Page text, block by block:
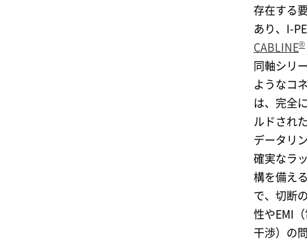
存在する
あり、 I-
CABLINE®
同軸シリ
ようなコ
は、完全
ルドされ
データリ
確実なラ
構を備え
で、切断
性やEMI
干渉）の